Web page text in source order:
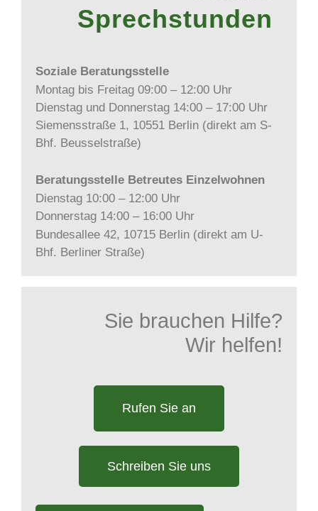
Sprechstunden
Soziale Beratungsstelle
Montag bis Freitag 09:00 – 12:00 Uhr
Dienstag und Donnerstag 14:00 – 17:00 Uhr
Siemensstraße 1, 10551 Berlin (direkt am S-
Bhf. Beusselstraße)
Beratungsstelle Betreutes Einzelwohnen
Dienstag 10:00 – 12:00 Uhr
Donnerstag 14:00 – 16:00 Uhr
Bundesallee 42, 10715 Berlin (direkt am U-
Bhf. Berliner Straße)
Sie brauchen Hilfe?
Wir helfen!
Rufen Sie an
Schreiben Sie uns